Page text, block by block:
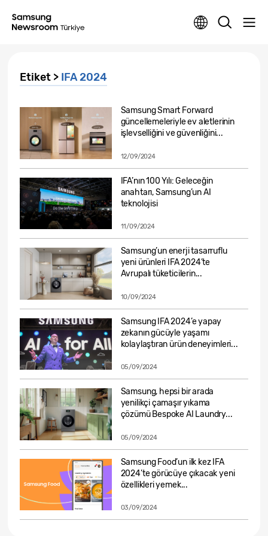
Etiket > IFA 2024
Samsung Smart Forward
güncellemeleriyle ev aletlerinin
işlevselliğini ve güvenliğini...
12/09/2024
IFA’nın 100 Yılı: Geleceğin
anahtarı, Samsung’un AI
teknolojisi
11/09/2024
Samsung’un enerji tasarruflu
yeni ürünleri IFA 2024’te
Avrupalı tüketicilerin...
10/09/2024
Samsung IFA 2024’e yapay
zekanın gücüyle yaşamı
kolaylaştıran ürün deneyimleri...
05/09/2024
Samsung, hepsi bir arada
yenilikçi çamaşır yıkama
çözümü Bespoke AI Laundry...
05/09/2024
Samsung Food’un ilk kez IFA
2024’te görücüye çıkacak yeni
özellikleri yemek...
03/09/2024